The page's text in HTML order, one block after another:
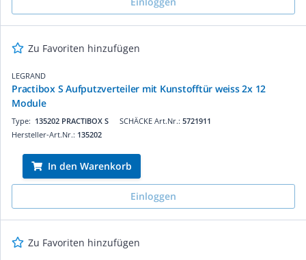
Zu Favoriten hinzufügen
LEGRAND
Practibox S Aufputzverteiler mit Kunstofftür weiss 2x 12
Module
SCHÄCKE Art.Nr.: 5721911
Type: 135202 PRACTIBOX S
Hersteller-Art.Nr.: 135202
In den Warenkorb
Einloggen
Zu Favoriten hinzufügen